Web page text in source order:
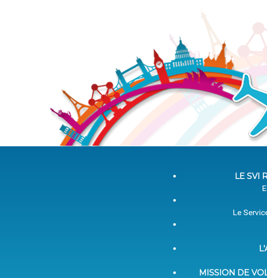
LE SVI
Le
MISSION DE